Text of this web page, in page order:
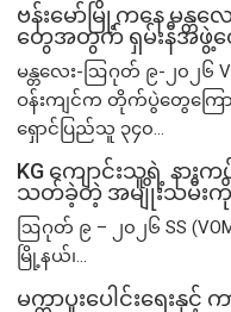
ဗန်းမော်မြို့ကနေ မန္တ
တွေအတွက် ရှမ်းနီအ
မန္တလေး-ဩဂုတ် ၉-၂၀၂၆
ဝန်းကျင်က တိုက်ပွဲတွေကြေ
ရှောင်ပြည်သူ ၃၄၀...
KG ကျောင်းသူရဲ့ နာ
သတ်ခဲ့တဲ့ အမျိုးသမီးကို
ဩဂုတ် ၉ – ၂၀၂၆ SS
မြို့နယ်၊...
မက္ကာပူးပေါင်းရေးနှ